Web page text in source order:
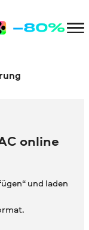
online
und laden